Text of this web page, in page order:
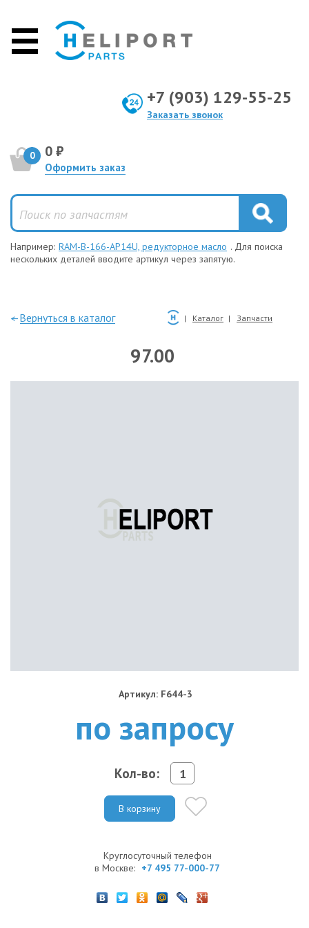
+7 (903) 129-55-25
Заказать звонок
0 0 ₽
Оформить заказ
Например: RAM-B-166-AP14U, редукторное масло . Для поиска
нескольких деталей вводите артикул через запятую.
—Вернуться в каталог Каталог Запчасти
97.00
Артикул: F644-3
по запросу
Кол-во:
В корзину
Круглосуточный телефон
в Москве: +7 495 77-000-77